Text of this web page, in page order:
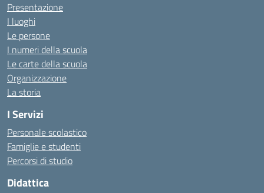
Presentazione
I luoghi
Le persone
I numeri della scuola
Le carte della scuola
Organizzazione
La storia
I Servizi
Personale scolastico
Famiglie e studenti
Percorsi di studio
Didattica